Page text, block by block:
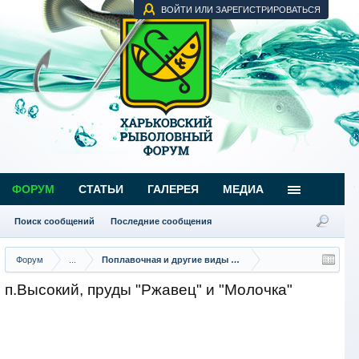
ВОЙТИ ИЛИ ЗАРЕГИСТРИРОВАТЬСЯ
Форум Поплавочная и другие виды ловли
п.Высокий, пруды "Ржавец" и "Молочка"
ФОРУМ
Поиск сообщений Последние сообщения
СТАТЬИ ГАЛЕРЕЯ МЕДИА